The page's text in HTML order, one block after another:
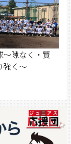
～隙なく・賢
強く～